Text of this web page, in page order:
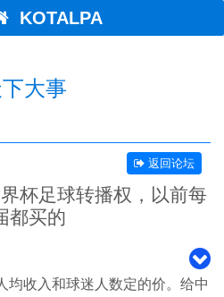
KOTALPA
大事
返回论坛
杯足球转播权，以前每
都买的
均收入和球迷人数定的价。给中